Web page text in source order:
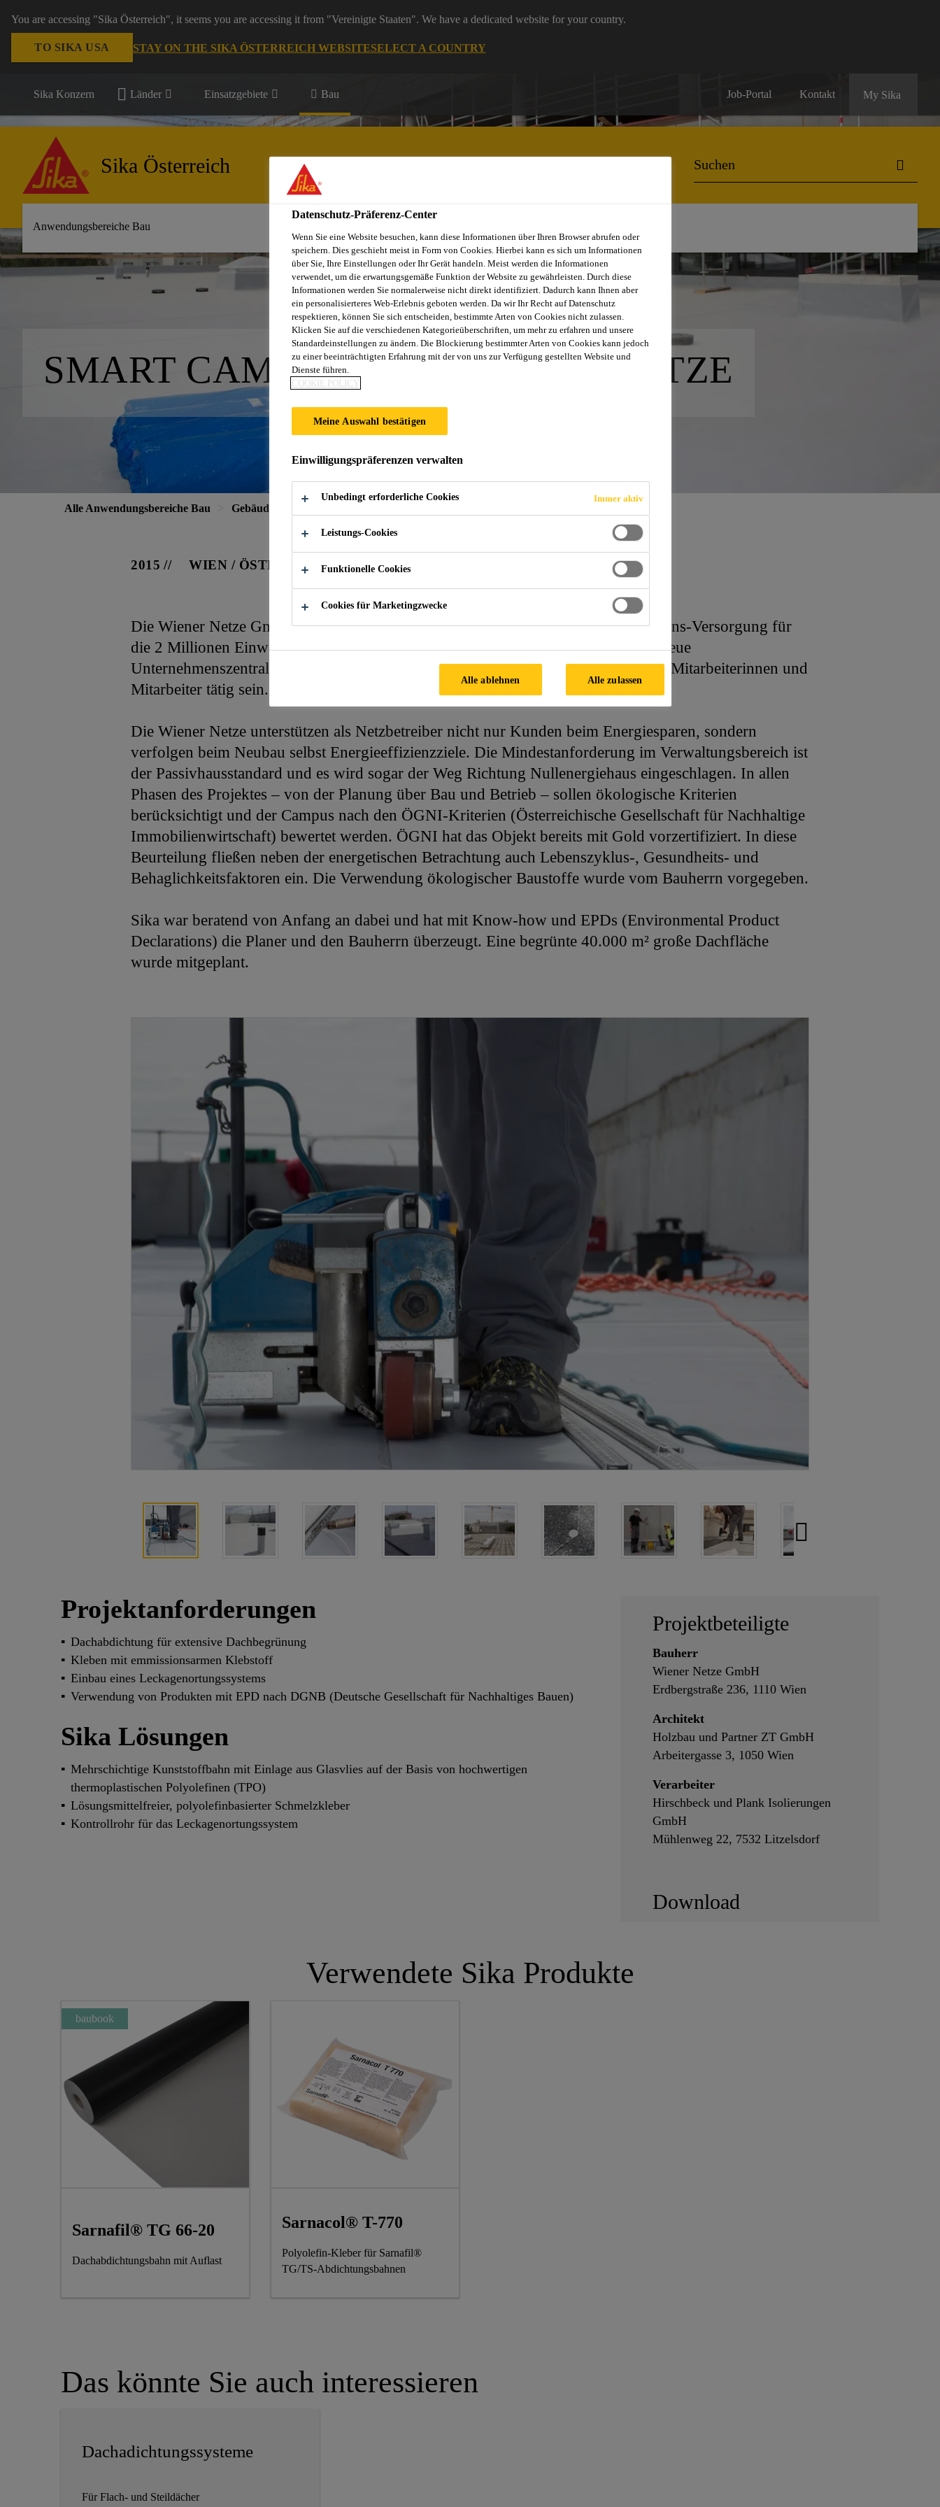
You are accessing "Sika Österreich", it seems you are accessing it from "Vereinigte Staaten". We have a dedicated website for your country.
TO SIKA USA STAY ON THE SIKA ÖSTERREICH WEBSITESELECT A COUNTRY
Sika Konzern Länder Einsatzgebiete Bau Job-Portal Kontakt My Sika
Sika Österreich
Anwendungsbereiche Bau
SMART CAMPUS DER WIENER NETZE
Alle Anwendungsbereiche Bau Gebäudehülle
2015 WIEN / ÖSTERREICH
Die Wiener Netze GmbH sichert die Strom-, Gas-, Wärme- und Telekommunikations-Versorgung für
die 2 Millionen Einwohner des Großraums Wien. Im 11. Wiener Bezirk wird die neue
Unternehmenszentrale «Smart Campus» gebaut. Ab 2016 sollen dort knapp 1.400 Mitarbeiterinnen und
Mitarbeiter tätig sein.
Die Wiener Netze unterstützen als Netzbetreiber nicht nur Kunden beim Energiesparen, sondern
verfolgen beim Neubau selbst Energieeffizienzziele. Die Mindestanforderung im Verwaltungsbereich ist
der Passivhausstandard und es wird sogar der Weg Richtung Nullenergiehaus eingeschlagen. In allen
Phasen des Projektes – von der Planung über Bau und Betrieb – sollen ökologische Kriterien
berücksichtigt und der Campus nach den ÖGNI-Kriterien (Österreichische Gesellschaft für Nachhaltige
Immobilienwirtschaft) bewertet werden. ÖGNI hat das Objekt bereits mit Gold vorzertifiziert. In diese
Beurteilung fließen neben der energetischen Betrachtung auch Lebenszyklus-, Gesundheits- und
Behaglichkeitsfaktoren ein. Die Verwendung ökologischer Baustoffe wurde vom Bauherrn vorgegeben.
Sika war beratend von Anfang an dabei und hat mit Know-how und EPDs (Environmental Product
Declarations) die Planer und den Bauherrn überzeugt. Eine begrünte 40.000 m² große Dachfläche
wurde mitgeplant.
Projektanforderungen
Dachabdichtung für extensive Dachbegrünung
Kleben mit emmissionsarmen Klebstoff
Einbau eines Leckagenortungssystems
Verwendung von Produkten mit EPD nach DGNB (Deutsche Gesellschaft für Nachhaltiges Bauen)
Sika Lösungen
Mehrschichtige Kunststoffbahn mit Einlage aus Glasvlies auf der Basis von hochwertigen
thermoplastischen Polyolefinen (TPO)
Lösungsmittelfreier, polyolefinbasierter Schmelzkleber
Kontrollrohr für das Leckagenortungssystem
Projektbeteiligte
Bauherr
Wiener Netze GmbH
Erdbergstraße 236, 1110 Wien
Architekt
Holzbau und Partner ZT GmbH
Arbeitergasse 3, 1050 Wien
Verarbeiter
Hirschbeck und Plank Isolierungen
GmbH
Mühlenweg 22, 7532 Litzelsdorf
Download
Verwendete Sika Produkte
Sarnafil® TG 66-20
Dachabdichtungsbahn mit Auflast
baubook
Sarnacol® T-770
Polyolefin-Kleber für Sarnafil®
TG/TS-Abdichtungsbahnen
Das könnte Sie auch interessieren
Dachadichtungssysteme
Für Flach- und Steildächer
Datenschutz-Präferenz-Center
Wenn Sie eine Website besuchen, kann diese Informationen über Ihren Browser abrufen oder
speichern. Dies geschieht meist in Form von Cookies. Hierbei kann es sich um Informationen
über Sie, Ihre Einstellungen oder Ihr Gerät handeln. Meist werden die Informationen
verwendet, um die erwartungsgemäße Funktion der Website zu gewährleisten. Durch diese
Informationen werden Sie normalerweise nicht direkt identifiziert. Dadurch kann Ihnen aber
ein personalisierteres Web-Erlebnis geboten werden. Da wir Ihr Recht auf Datenschutz
respektieren, können Sie sich entscheiden, bestimmte Arten von Cookies nicht zulassen.
Klicken Sie auf die verschiedenen Kategorieüberschriften, um mehr zu erfahren und unsere
Standardeinstellungen zu ändern. Die Blockierung bestimmter Arten von Cookies kann jedoch
zu einer beeinträchtigten Erfahrung mit der von uns zur Verfügung gestellten Website und
Dienste führen.
COOKIE POLICY
Meine Auswahl bestätigen
Einwilligungspräferenzen verwalten
Unbedingt erforderliche Cookies Immer aktiv
Leistungs-Cookies
Funktionelle Cookies
Cookies für Marketingzwecke
Alle ablehnen Alle zulassen